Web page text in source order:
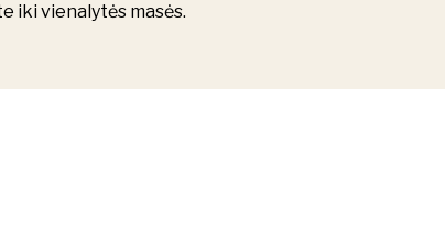
iki vienalytės masės.